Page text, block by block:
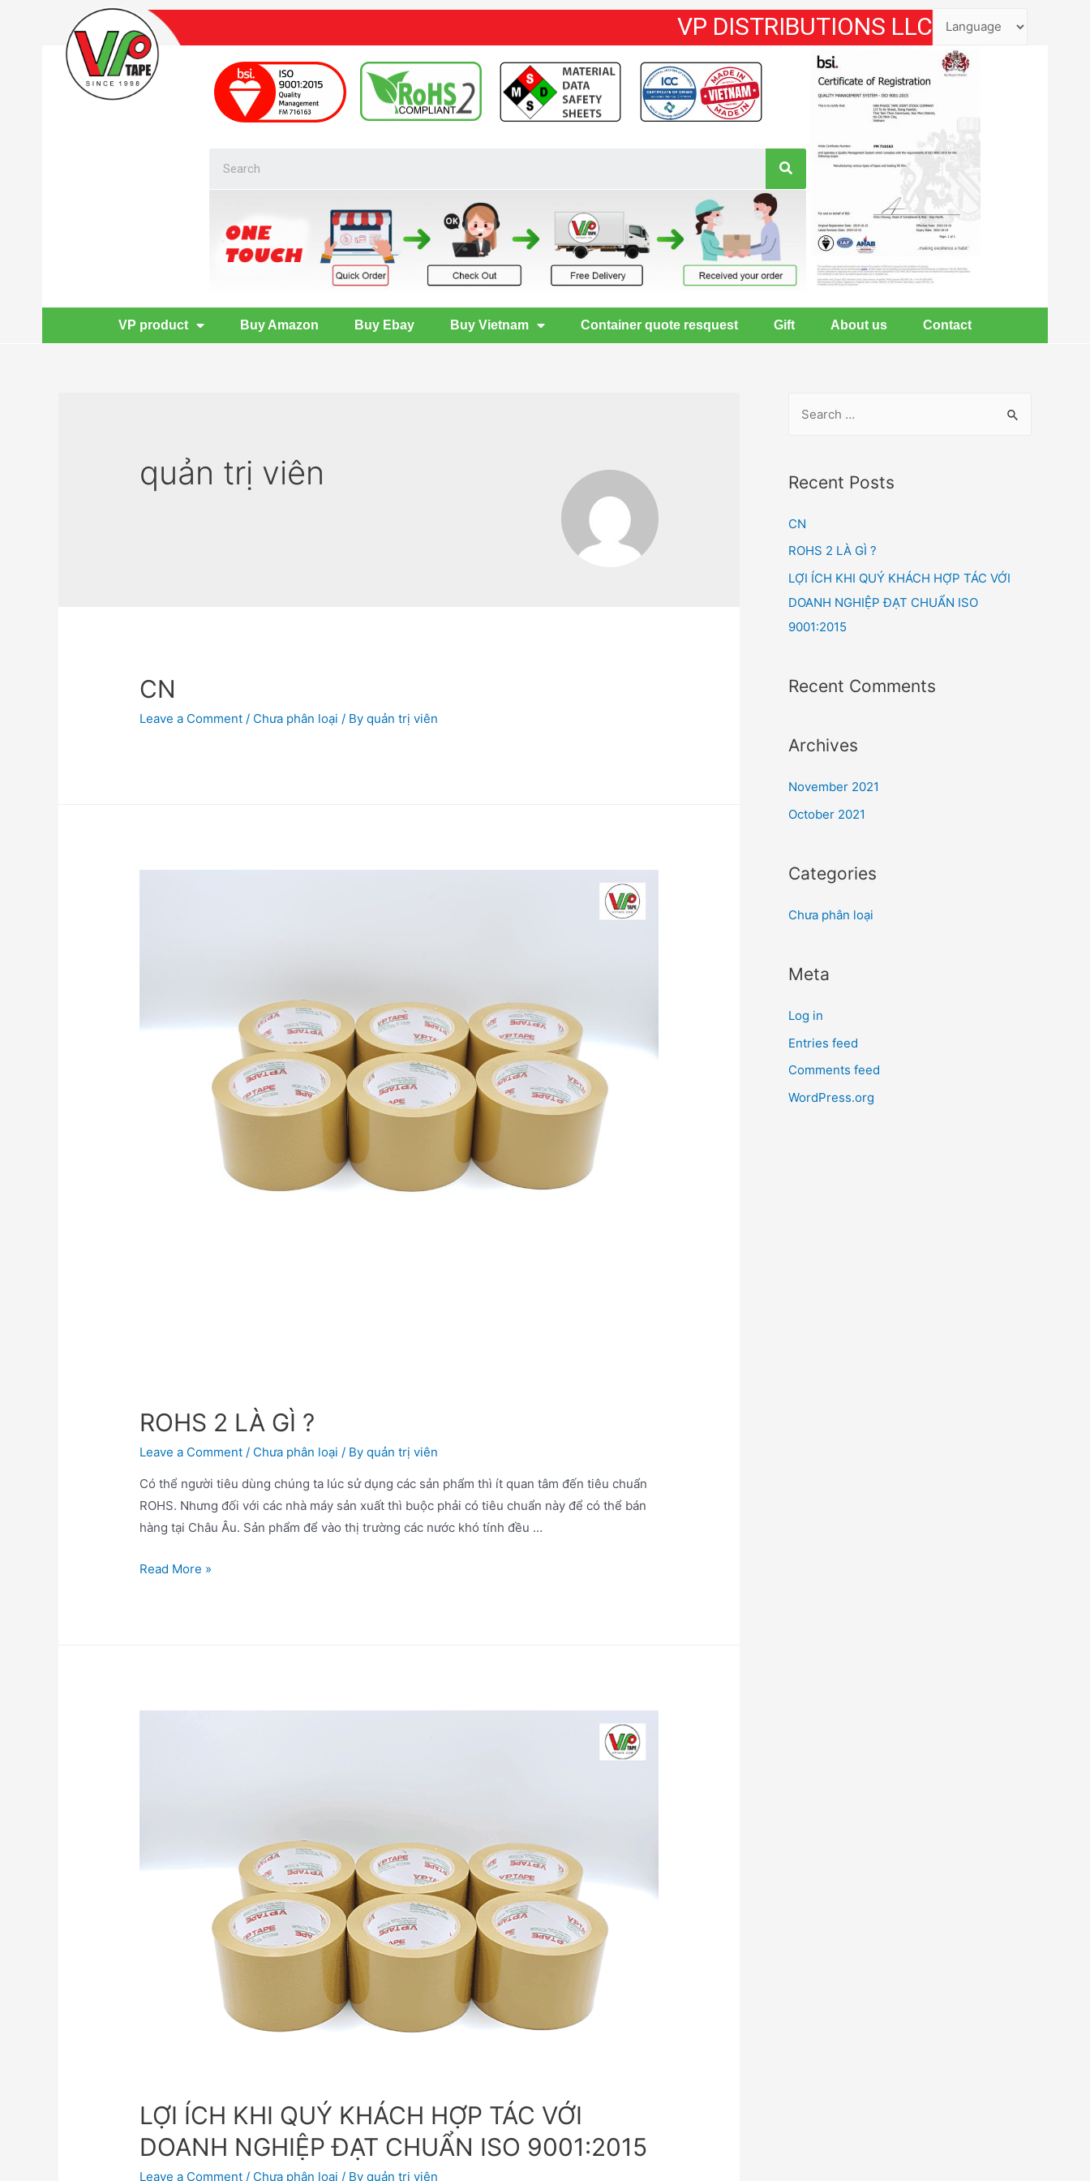
VP DISTRIBUTIONS LLC
VP product Buy Amazon Buy Ebay Buy Vietnam Container quote resquest Gift About us Contact
quản trị viên
CN
Leave a Comment / Chưa phân loại / Byquản trị viên
ROHS 2 LÀ GÌ ?
Leave a Comment / Chưa phân loại / Byquản trị viên
Có thể người tiêu dùng chúng ta lúc sử dụng các sản phẩm thì ít quan tâm đến tiêu chuẩn
ROHS. Nhưng đối với các nhà máy sản xuất thì buộc phải có tiêu chuẩn này để có thể bán
hàng tại Châu Âu. Sản phẩm để vào thị trường các nước khó tính đều …
Read More »
LỢI ÍCH KHI QUÝ KHÁCH HỢP TÁC VỚI
DOANH NGHIỆP ĐẠT CHUẨN ISO 9001:2015
Leave a Comment / Chưa phân loại / Byquản trị viên
Recent Posts
CN
ROHS 2 LÀ GÌ ?
LỢI ÍCH KHI QUÝ KHÁCH HỢP TÁC VỚI
DOANH NGHIỆP ĐẠT CHUẨN ISO
9001:2015
Recent Comments
Archives
November 2021
October 2021
Categories
Chưa phân loại
Meta
Log in
Entries feed
Comments feed
WordPress.org